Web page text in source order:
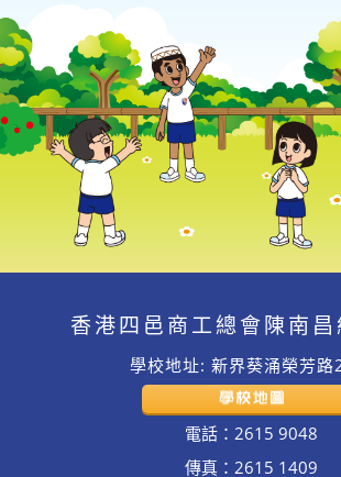
香港四邑商工總會陳南昌
學校地址: 新界葵涌榮芳路
電話：2615 9048
傳真：2615 1409